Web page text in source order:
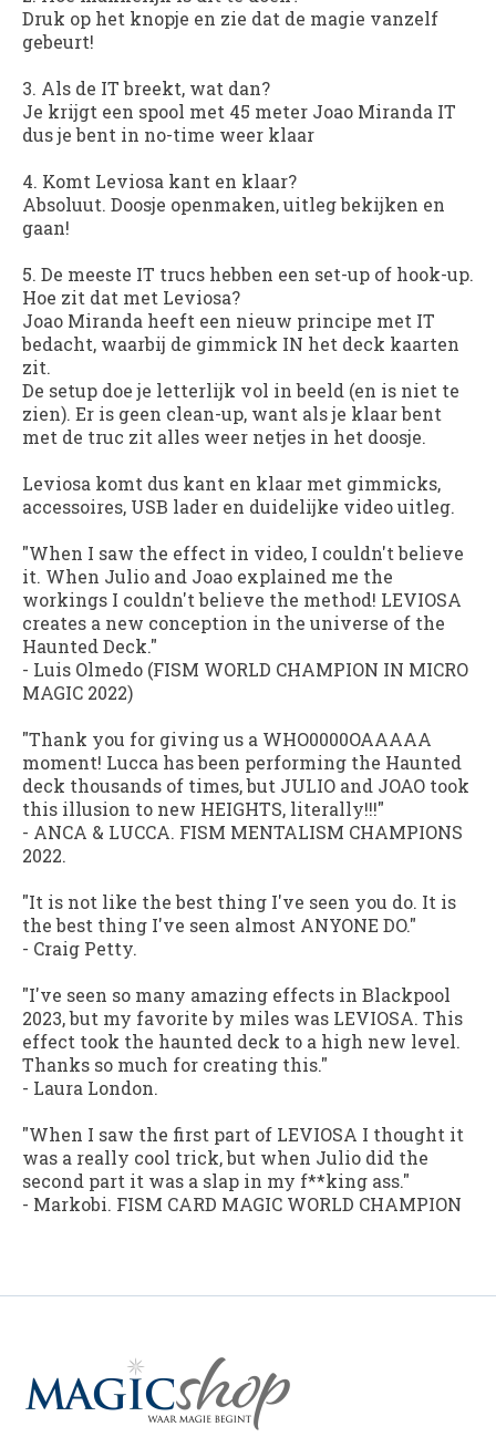
Druk op het knopje en zie dat de magie vanzelf
gebeurt!
3. Als de IT breekt, wat dan?
Je krijgt een spool met 45 meter Joao Miranda IT
dus je bent in no-time weer klaar
4. Komt Leviosa kant en klaar?
Absoluut. Doosje openmaken, uitleg bekijken en
gaan!
5. De meeste IT trucs hebben een set-up of hook-up.
Hoe zit dat met Leviosa?
Joao Miranda heeft een nieuw principe met IT
bedacht, waarbij de gimmick IN het deck kaarten
zit.
De setup doe je letterlijk vol in beeld (en is niet te
zien). Er is geen clean-up, want als je klaar bent
met de truc zit alles weer netjes in het doosje.
Leviosa komt dus kant en klaar met gimmicks,
accessoires, USB lader en duidelijke video uitleg.
"When I saw the effect in video, I couldn't believe
it. When Julio and Joao explained me the
workings I couldn't believe the method! LEVIOSA
creates a new conception in the universe of the
Haunted Deck."
- Luis Olmedo (FISM WORLD CHAMPION IN MICRO
MAGIC 2022)
"Thank you for giving us a WHO0000OAAAAA
moment! Lucca has been performing the Haunted
deck thousands of times, but JULIO and JOAO took
this illusion to new HEIGHTS, literally!!!"
- ANCA & LUCCA. FISM MENTALISM CHAMPIONS
2022.
"It is not like the best thing I've seen you do. It is
the best thing I've seen almost ANYONE DO."
- Craig Petty.
"I've seen so many amazing effects in Blackpool
2023, but my favorite by miles was LEVIOSA. This
effect took the haunted deck to a high new level.
Thanks so much for creating this."
- Laura London.
"When I saw the first part of LEVIOSA I thought it
was a really cool trick, but when Julio did the
second part it was a slap in my f**king ass."
- Markobi. FISM CARD MAGIC WORLD CHAMPION